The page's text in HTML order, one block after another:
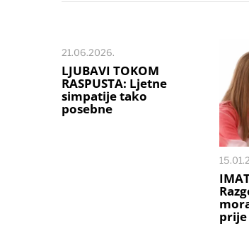
21.06.2026.
LJUBAVI TOKOM
RASPUSTA: Ljetne
simpatije tako
posebne
prije